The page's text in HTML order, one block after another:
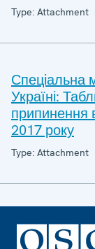
Type: Attachment
Спеціальна
Україні:
припинення
2017 року
Type: Attachment